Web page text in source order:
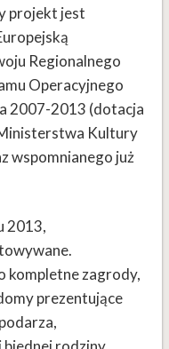
projekt jest
Regionalnego
Operacyjnego
2007-2013 (dotacja
Kultury
wspomnianego już
2013,
kompletne zagrody,
prezentujące